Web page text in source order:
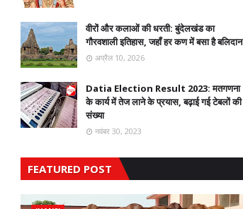
वीरों और कलाओं की धरती: बुंदेलखंड का
गौरवशाली इतिहास, जहाँ हर कण में बसा है बलिदान
अप्रैल 10, 2026
Datia Election Result 2023: मतगणना
के कार्य में तेज लाने के प्रयास, बढ़ाई गई टेबलों की
संख्या
नवंबर 30, 2023
FEATURED POST